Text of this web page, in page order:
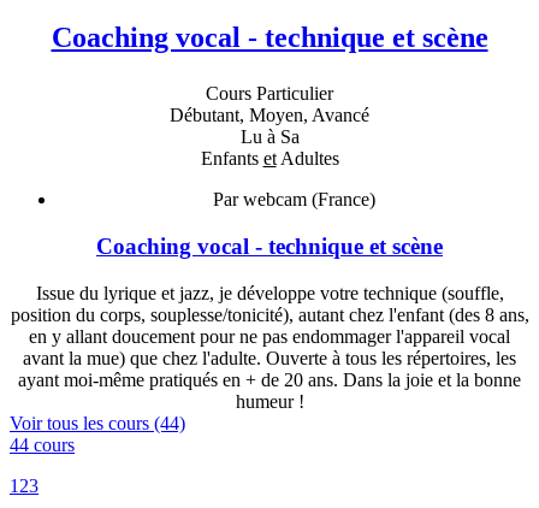
Coaching vocal - technique et scène
Cours Particulier
Débutant, Moyen, Avancé
Lu à Sa
Enfants etAdultes
Par webcam (France)
Coaching vocal - technique et scène
Issue du lyrique et jazz, je développe votre technique (souffle,
position du corps, souplesse/tonicité), autant chez l'enfant (des 8 ans,
en y allant doucement pour ne pas endommager l'appareil vocal
avant la mue) que chez l'adulte. Ouverte à tous les répertoires, les
ayant moi-même pratiqués en + de 20 ans. Dans la joie et la bonne
humeur !
Voir tous les cours (44)
44 cours
1 23